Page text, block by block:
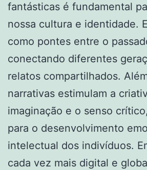
fantásticas é fundamental
nossa cultura e identidade.
como pontes entre o
conectando diferentes
relatos compartilhados.
narrativas estimulam a
imaginação e o senso
para o desenvolvimento
intelectual dos indivíduos.
cada vez mais digital e